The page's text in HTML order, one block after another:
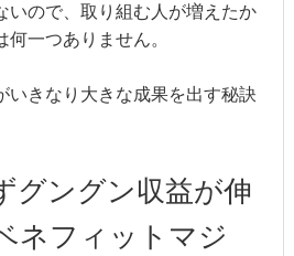
いので、取り組む人が増えたか
一つありません。
いきなり大きな成果を出す秘訣
グングン収益が伸
ネフィットマジ